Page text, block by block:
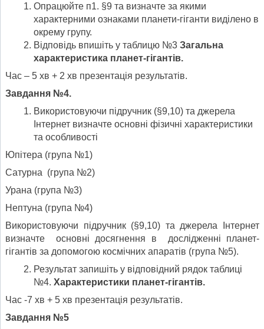
Опрацюйте п1. §9 та визначте за якими
характерними ознаками планети-гіганти виділено в
окрему групу.
Відповідь впишіть у таблицю №3 Загальна
характеристика планет-гігантів.
Час – 5 хв + 2 хв презентація результатів.
Завдання №4.
Використовуючи підручник (§9,10) та джерела
Інтернет визначте основні фізичні характеристики
та особливості
Юпітера (група №1)
Сатурна (група №2)
Урана (група №3)
Нептуна (група №4)
Використовуючи підручник (§9,10) та джерела Інтернет
визначте основні досягнення в дослідженні планет-
гігантів за допомогою космічних апаратів (група №5).
Результат запишіть у відповідний рядок таблиці
№4. Характеристики планет-гігантів.
Час -7 хв + 5 хв презентація результатів.
Завдання №5